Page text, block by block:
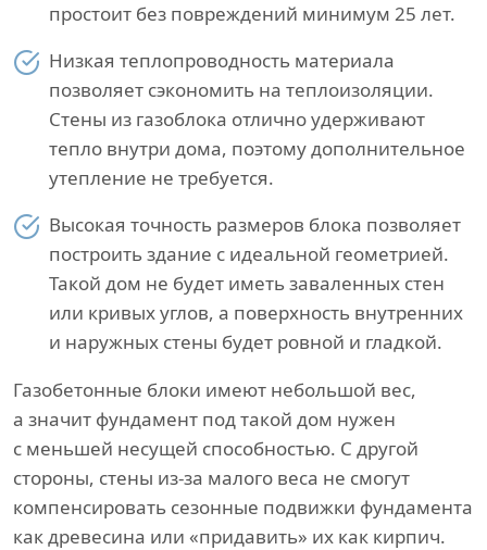
простоит без повреждений минимум 25 лет.
Низкая теплопроводность материала
позволяет сэкономить на теплоизоляции.
Стены из газоблока отлично удерживают
тепло внутри дома, поэтому дополнительное
утепление не требуется.
Высокая точность размеров блока позволяет
построить здание с идеальной геометрией.
Такой дом не будет иметь заваленных стен
или кривых углов, а поверхность внутренних
и наружных стены будет ровной и гладкой.
Газобетонные блоки имеют небольшой вес,
а значит фундамент под такой дом нужен
с меньшей несущей способностью. С другой
стороны, стены из-за малого веса не смогут
компенсировать сезонные подвижки фундамента
как древесина или «придавить» их как кирпич.